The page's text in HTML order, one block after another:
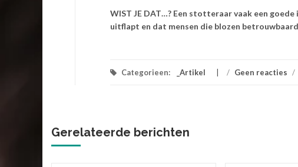
WIST JE DAT…? Een stotteraar vaak een
uitflapt en dat mensen die blozen
Categorieen: _Artikel / Geen reacties /
Gerelateerde berichten